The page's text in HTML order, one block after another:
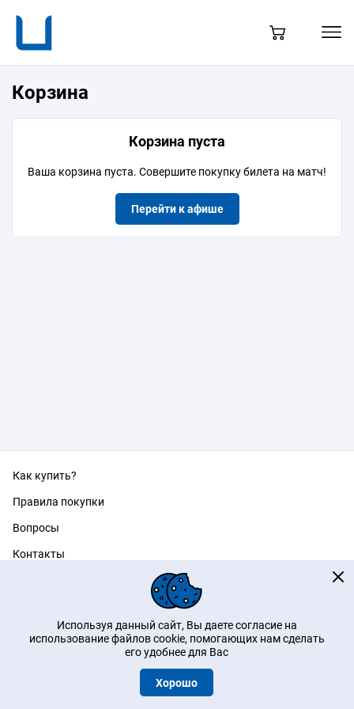
Корзина
Корзина
Корзина пуста
Ваша корзина пуста. Совершите покупку билета на матч!
Перейти к афише
Как купить?
Правила покупки
Вопросы
Контакты
Пользовательское соглашение
Политика конфиденциальности
youtube
Инфоматика
— Дизайн и разработка
Используя данный сайт, Вы даете согласие на
использование файлов cookie, помогающих нам сделать
его удобнее для Вас
Хорошо